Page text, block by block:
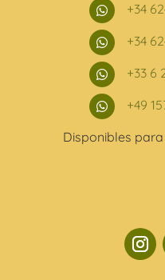
 +34
 +34
 +33 6

+49
Disponibles